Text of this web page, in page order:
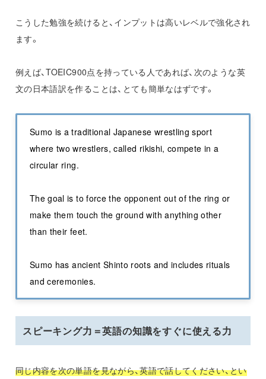
こうした勉強を続けると、インプットは高いレベルで強化され
ます。
例えば、TOEIC900点を持っている人であれば、次のような英
文の日本語訳を作ることは、とても簡単なはずです。
Sumo is a traditional Japanese wrestling sport
where two wrestlers, called rikishi, compete in a
circular ring.
The goal is to force the opponent out of the ring or
make them touch the ground with anything other
than their feet.
Sumo has ancient Shinto roots and includes rituals
and ceremonies.
スピーキング力＝英語の知識をすぐに使える力
同じ内容を次の単語を見ながら、英語で話してください、とい